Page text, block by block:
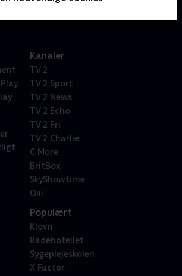
Kanaler
TV 2
TV 2 Sport
TV 2 News
TV 2 Echo
TV 2 Fri
TV 2 Charlie
C More
BritBox
SkyShowtime
Oiii
Populært
Klovn
Badehotellet
Sygeplejeskolen
X Factor